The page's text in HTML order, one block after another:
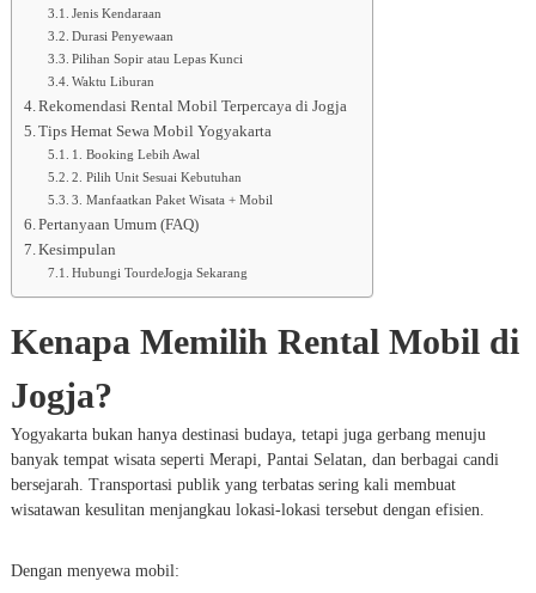
Jenis Kendaraan
Durasi Penyewaan
Pilihan Sopir atau Lepas Kunci
Waktu Liburan
Rekomendasi Rental Mobil Terpercaya di Jogja
Tips Hemat Sewa Mobil Yogyakarta
1. Booking Lebih Awal
2. Pilih Unit Sesuai Kebutuhan
3. Manfaatkan Paket Wisata + Mobil
Pertanyaan Umum (FAQ)
Kesimpulan
Hubungi TourdeJogja Sekarang
Kenapa Memilih Rental Mobil di
Jogja?
Yogyakarta bukan hanya destinasi budaya, tetapi juga gerbang menuju
banyak tempat wisata seperti Merapi, Pantai Selatan, dan berbagai candi
bersejarah. Transportasi publik yang terbatas sering kali membuat
wisatawan kesulitan menjangkau lokasi-lokasi tersebut dengan efisien.
Dengan menyewa mobil: